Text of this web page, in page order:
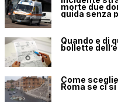
morte due
guida senza
Quando e di
bollette
Come
Roma se ci